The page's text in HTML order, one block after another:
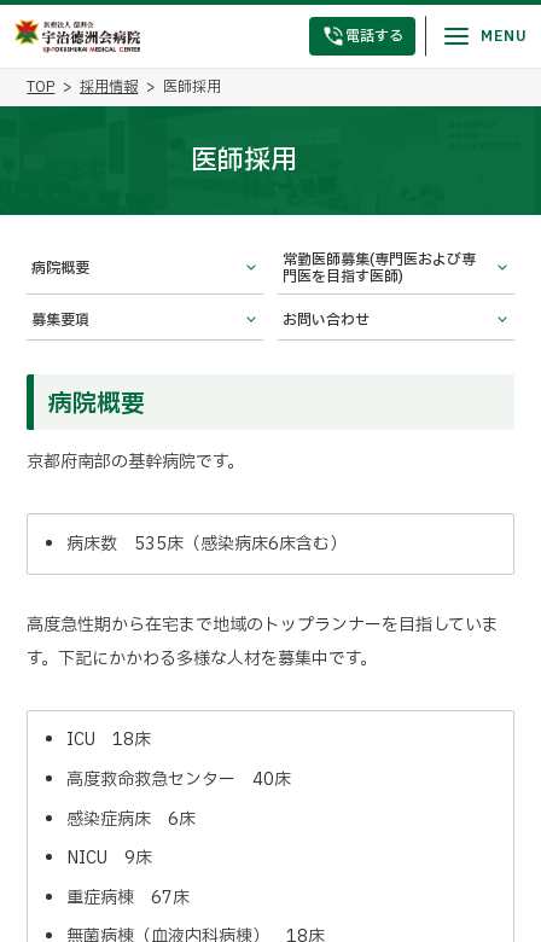
電話する
TOP 採用情報 医師採用
医師採用
病院概要 常勤医師募集(専門医および専
門医を目指す医師)
募集要項
お問い合わせ
病院概要
京都府南部の基幹病院です。
病床数 535床（感染病床6床含む）
高度急性期から在宅まで地域のトップランナーを目指していま
す。下記にかかわる多様な人材を募集中です。
ICU 18床
高度救命救急センター 40床
感染症病床 6床
NICU 9床
重症病棟 67床